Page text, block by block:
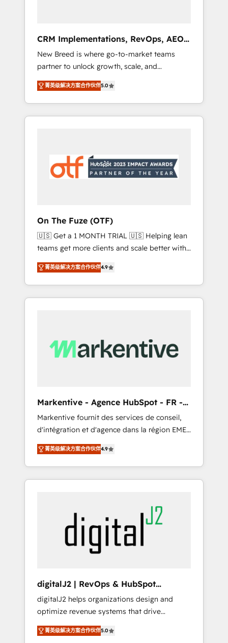
deployment of Breeze AI and custom agents
to automate growth. 🏆 Elite Excellence - 8
platform accreditations and deep HIPAA-
compliance expertise. - A team of 250+
experts dedicated to your resilient growth.
CRM Implementations, RevOps, AEO
+ Web, Demand Gen
New Breed is where go-to-market teams
partner to unlock growth, scale, and
transformation. We help companies activate
HubSpot’s AI-powered customer platform
and operationalize HubSpot’s Loop
Marketing framework through expert-led
Hubs to your buyer journey for clean data,
scalability, & reporting. 🎯Demand Gen &
messaging, & conversion strategy that drive
results. 🤖AI Strategy: Activate Breeze Agents,
configure HubSpot AI, & maximize AEO with
tailored AI services. 🧩Integrations: Extend
HubSpot with custom integrations, hosting, &
maintenance.
菁英级解决方案合作伙伴5.0
On The Fuze (OTF)
🇺🇸 Get a 1 MONTH TRIAL 🇺🇸 Helping lean
teams get more clients and scale better with
our HubSpot Consulting & 'Done For You'
Services. 🚀 Who We Work With 🚀 We help
lean, growing companies: - Win more
business - Reduce no-shows - Improve lead
client's are too busy to learn the ins-and-outs
of HubSpot. We give you a Personal
know what you don't know'
recommendations to maximize conversions!
OTF is an Elite Partner (top 1% of 6,500+
Partners) and was named 2023 HubSpot
Partner of the Year 💥 Trusted by 2,500+
companies to help them scale and close
more business, by using HubSpot (the right
www.onthefuze.com/hubspot-admin Contact
us to learn more!
菁英级解决方案合作伙伴4.9
Markentive - Agence HubSpot - FR -
EN
Markentive fournit des services de conseil,
d'intégration et d'agence dans la région EMEA
et North America. Avec plus de 115 experts en
marketing automation, Growth, Revops, CRM
et webdesign. Markentive is both a
consulting firm, a digital agency and an
webdesign (We focus on EMEA - USA
customers).
菁英级解决方案合作伙伴4.9
digitalJ2 | RevOps & HubSpot
Implementations
digitalJ2 helps organizations design and
optimize revenue systems that drive
scalable, predictable growth. As a triple-
accredited HubSpot Solutions Partner, we
菁英级解决方案合作伙伴5.0